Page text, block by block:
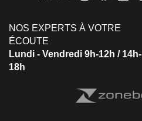
NOS EXPERTS À VOTRE
ÉCOUTE
Lundi - Vendredi 9h-12h / 14h-
18h